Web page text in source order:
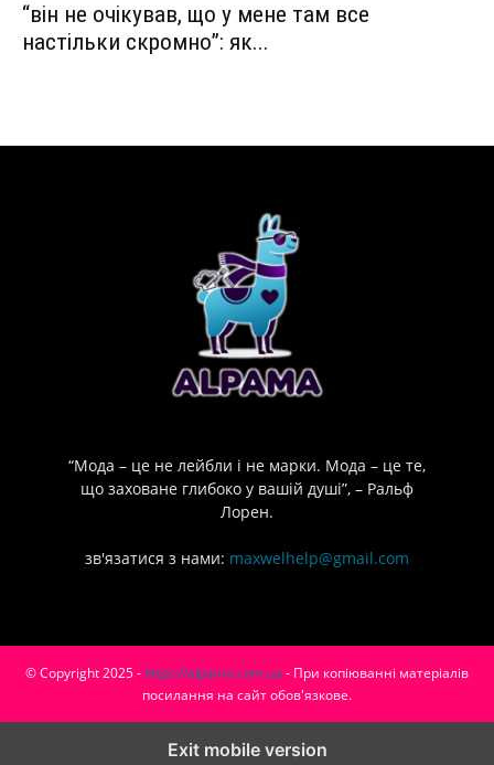
“він не очікував, що у мене там все
настільки скромно”: як...
“Мода – це не лейбли і не марки. Мода – це те,
що заховане глибоко у вашій душі”, – Ральф
Лорен.
зв'язатися з нами: maxwelhelp@gmail.com
© Copyright 2025 - https://alpama.com.ua - При копіюванні матеріалів
посилання на сайт обов'язкове.
Exit mobile version